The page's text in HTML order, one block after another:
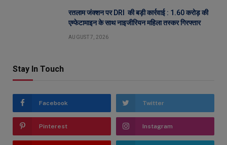
रतलाम जंक्शन पर DRI की बड़ी कार्रवाई : 1.60 करोड़ की
एम्फेटामाइन के साथ नाइजीरियन महिला तस्कर गिरफ्तार
AUGUST 7, 2026
Stay In Touch
Facebook Twitter
Pinterest Instagram